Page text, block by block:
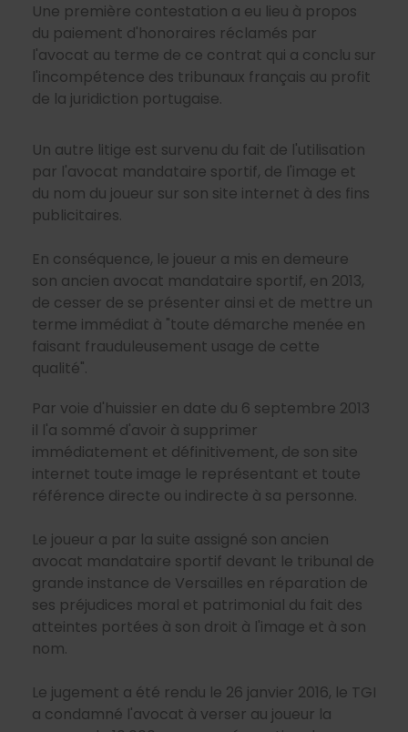
Une première contestation a eu lieu à propos
du paiement d'honoraires réclamés par
l'avocat au terme de ce contrat qui a conclu sur
l'incompétence des tribunaux français au profit
de la juridiction portugaise.
Un autre litige est survenu du fait de l'utilisation
par l'avocat mandataire sportif, de l'image et
du nom du joueur sur son site internet à des fins
publicitaires.
En conséquence, le joueur a mis en demeure
son ancien avocat mandataire sportif, en 2013,
de cesser de se présenter ainsi et de mettre un
terme immédiat à "toute démarche menée en
faisant frauduleusement usage de cette
qualité".
Par voie d'huissier en date du 6 septembre 2013
il l'a sommé d'avoir à supprimer
immédiatement et définitivement, de son site
internet toute image le représentant et toute
référence directe ou indirecte à sa personne.
Le joueur a par la suite assigné son ancien
avocat mandataire sportif devant le tribunal de
grande instance de Versailles en réparation de
ses préjudices moral et patrimonial du fait des
atteintes portées à son droit à l'image et à son
nom.
Le jugement a été rendu le 26 janvier 2016, le TGI
a condamné l'avocat à verser au joueur la